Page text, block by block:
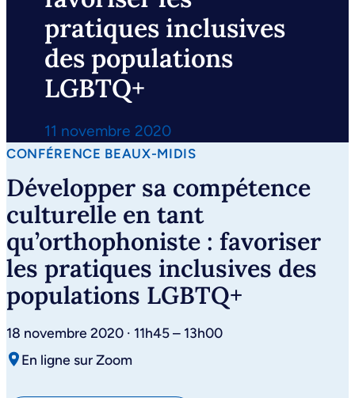
pratiques inclusives
des populations
LGBTQ+
11 novembre 2020
CONFÉRENCE BEAUX-MIDIS
Développer sa compétence
culturelle en tant
qu’orthophoniste : favoriser
les pratiques inclusives des
populations LGBTQ+
18 novembre 2020 · 11h45 – 13h00
En ligne sur Zoom